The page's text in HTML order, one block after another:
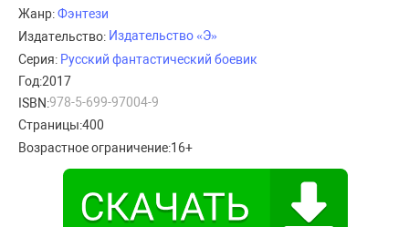
Жанр:Фэнтези
Издательство: Издательство «Э»
Серия: Русский фантастический боевик
Год:2017
ISBN:978-5-699-97004-9
Страницы:400
Возрастное ограничение:16+